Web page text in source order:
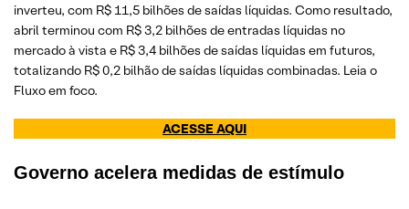
inverteu, com R$ 11,5 bilhões de saídas líquidas. Como resultado,
abril terminou com R$ 3,2 bilhões de entradas líquidas no
mercado à vista e R$ 3,4 bilhões de saídas líquidas em futuros,
totalizando R$ 0,2 bilhão de saídas líquidas combinadas. Leia o
Fluxo em foco.
ACESSE AQUI
Governo acelera medidas de estímulo